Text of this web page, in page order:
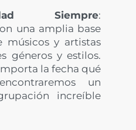
Siempre:
una amplia base
músicos y artistas
géneros y estilos.
la fecha qué
un
increíble